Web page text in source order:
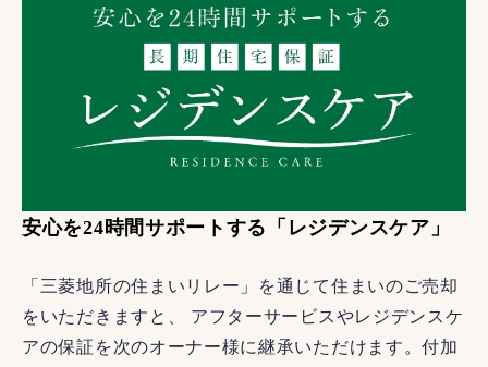
安心を24時間サポートする「レジデンスケア」
「三菱地所の住まいリレー」を通じて住まいのご売却
をいただきますと、 アフターサービスやレジデンスケ
アの保証を次のオーナー様に継承いただけます。付加